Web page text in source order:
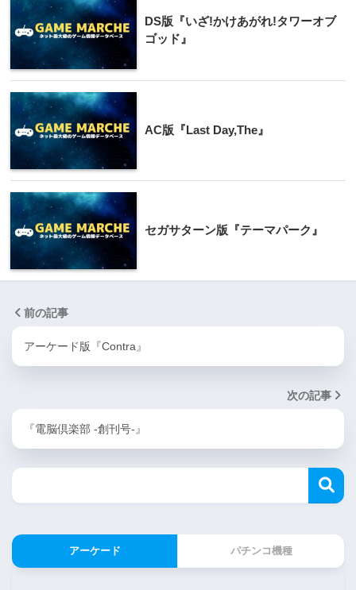
DS版『いざ!かけあがれ!タワーオブ
ゴッド』
AC版『Last Day,The』
セガサターン版『テーマパーク』
前の記事
アーケード版『Contra』
次の記事
『電脳倶楽部 -創刊号-』
アーケード パチンコ機種